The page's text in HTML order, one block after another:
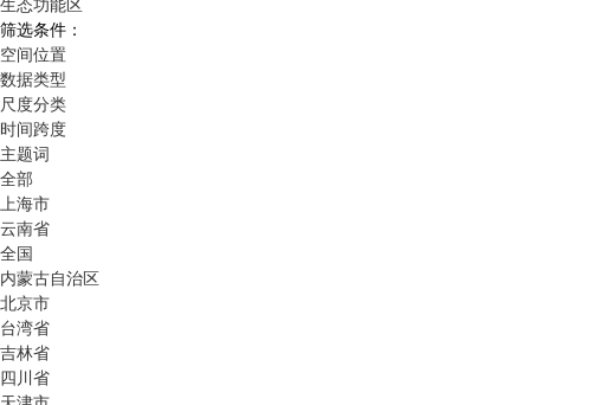
筛选条件：
空间位置
数据类型
尺度分类
时间跨度
主题词
全部
上海市
云南省
全国
内蒙古自治区
北京市
台湾省
吉林省
四川省